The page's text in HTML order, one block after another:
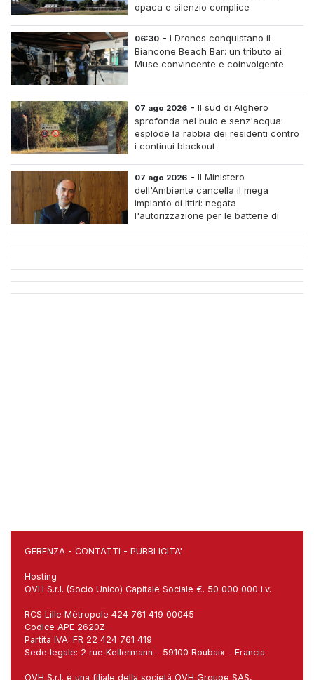
opaca e silenzio complice
06:30 -I Drones conquistano il
Biancone Beach Bar: un tributo ai
Muse convincente e coinvolgente
07 ago 2026 -Il sud di Alghero
sprofonda nel buio e senz'acqua:
esplode la rabbia dei residenti contro
i continui blackout
07 ago 2026 -Il Ministero
dell'Ambiente cancella il mega
impianto di Ittiri: negata
l'autorizzazione per le batterie di
GERENZA - CONTATTI - PUBBLICITA'
Hosting
OVH S.r.l. (Socio Unico) Capitale Sociale €. 50 000 000 i.v.
RCS Lille Mètropole 424 761 419 00045
Codice APE 2620Z
Partita IVA: FR 22 424 761 419
Sede legale: 2 rue Kellermann - 59100 Roubaix - Francia
OVH S.r.l. è una filiale della società OVH Groupe SAS,